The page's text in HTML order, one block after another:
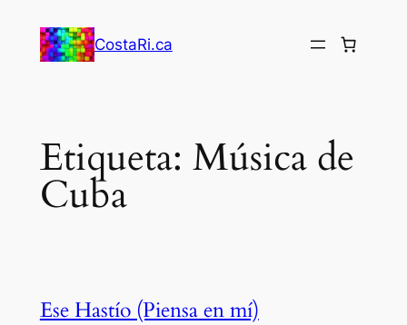
contenido
CostaRi.ca
Etiqueta: Música de
Cuba
Ese Hastío (Piensa en mí)